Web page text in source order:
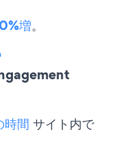
増。
間 サイト内で